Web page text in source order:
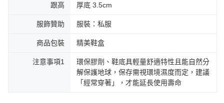
跟高 厚底 3.5cm
服飾贊助 服裝：私服
商品包裝 精美鞋盒
注意事項1
環保膠劑、鞋底具輕量舒適特性且能自然分
解保護地球，保存需視環境濕度而定，建議
「經常穿著」，才能延長使用壽命